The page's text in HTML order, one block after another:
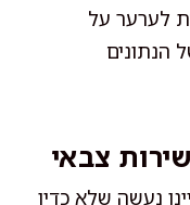
לערער על
הנתונים
צבאי
נעשה שלא כדין